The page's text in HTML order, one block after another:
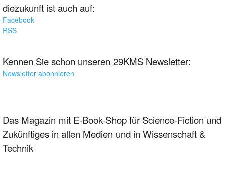
diezukunft ist auch auf:
Facebook
RSS
Kennen Sie schon unseren 29KMS Newsletter:
Newsletter abonnieren
Das Magazin mit E-Book-Shop für Science-Fiction und
Zukünftiges in allen Medien und in Wissenschaft &
Technik